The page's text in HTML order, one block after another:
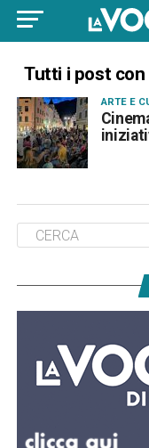
Tutti i post con
ARTE E